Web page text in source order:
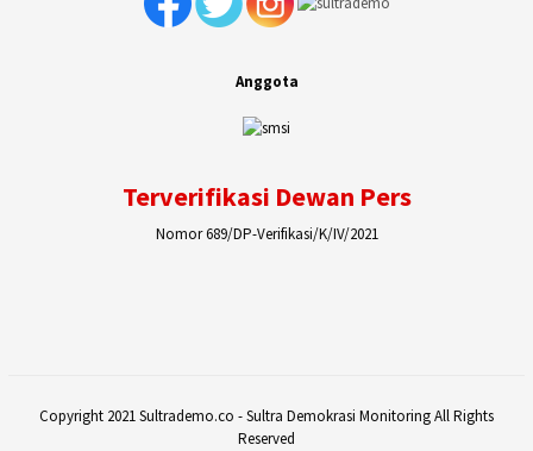
Anggota
Terverifikasi Dewan Pers
Nomor 689/DP-Verifikasi/K/IV/2021
Copyright 2021 Sultrademo.co - Sultra Demokrasi Monitoring All Rights
Reserved